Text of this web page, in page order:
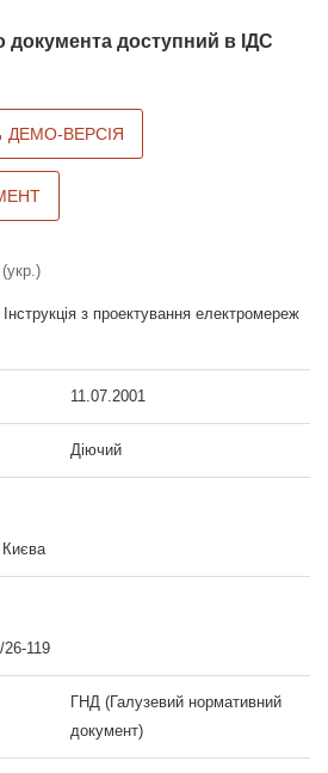
документа доступний в ІДС
ДЕМО-ВЕРСІЯ
з проектування електромереж
11.07.2001
Діючий
119
ГНД (Галузевий нормативний
документ)